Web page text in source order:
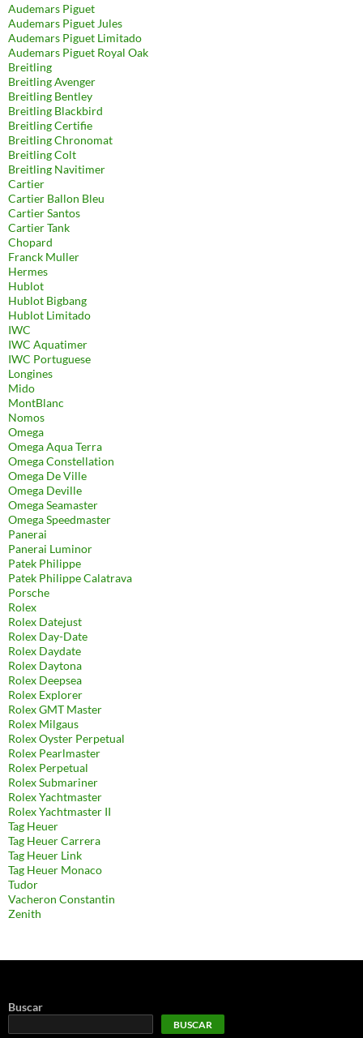
Audemars Piguet
Audemars Piguet Jules
Audemars Piguet Limitado
Audemars Piguet Royal Oak
Breitling
Breitling Avenger
Breitling Bentley
Breitling Blackbird
Breitling Certifie
Breitling Chronomat
Breitling Colt
Breitling Navitimer
Cartier
Cartier Ballon Bleu
Cartier Santos
Cartier Tank
Chopard
Franck Muller
Hermes
Hublot
Hublot Bigbang
Hublot Limitado
IWC
IWC Aquatimer
IWC Portuguese
Longines
Mido
MontBlanc
Nomos
Omega
Omega Aqua Terra
Omega Constellation
Omega De Ville
Omega Deville
Omega Seamaster
Omega Speedmaster
Panerai
Panerai Luminor
Patek Philippe
Patek Philippe Calatrava
Porsche
Rolex
Rolex Datejust
Rolex Day-Date
Rolex Daydate
Rolex Daytona
Rolex Deepsea
Rolex Explorer
Rolex GMT Master
Rolex Milgaus
Rolex Oyster Perpetual
Rolex Pearlmaster
Rolex Perpetual
Rolex Submariner
Rolex Yachtmaster
Rolex Yachtmaster II
Tag Heuer
Tag Heuer Carrera
Tag Heuer Link
Tag Heuer Monaco
Tudor
Vacheron Constantin
Zenith
Buscar
BUSCAR